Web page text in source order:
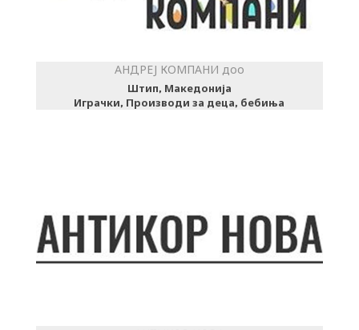
АНДРЕЈ КОМПАНИ доо
Штип, Македонија
Играчки, Производи за деца, бебиња